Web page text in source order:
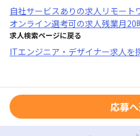
自社サービスあり の求人 リモート
オンライン選考可の求人残業月20
求人検索ページに戻る
ITエンジニア・デザイナー求人を
応募